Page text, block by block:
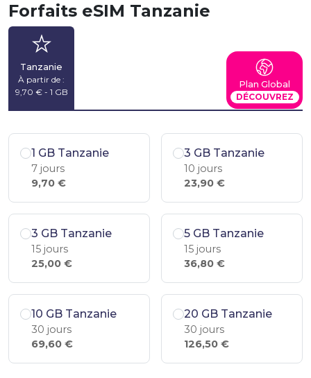
Forfaits eSIM Tanzanie
Tanzanie
À partir de :
9,70 € - 1 GB
Plan Global
DÉCOUVREZ
1 GB Tanzanie
7 jours
9,70 €
3 GB Tanzanie
10 jours
23,90 €
3 GB Tanzanie
15 jours
25,00 €
5 GB Tanzanie
15 jours
36,80 €
10 GB Tanzanie
30 jours
69,60 €
20 GB Tanzanie
30 jours
126,50 €